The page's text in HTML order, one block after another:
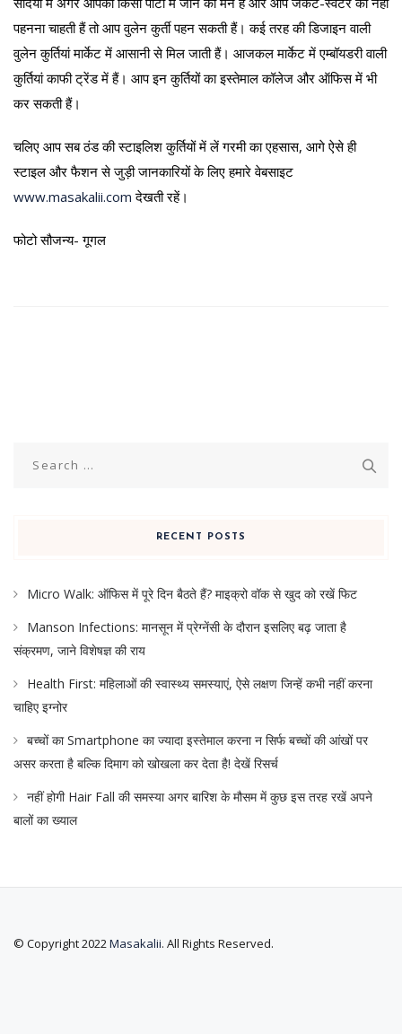
पहनना चाहती हैं तो आप वुलेन कुर्ती पहन सकती हैं। कई तरह की डिजाइन वाली
वुलेन कुर्तियां मार्केट में आसानी से मिल जाती हैं। आजकल मार्केट में एम्बॉयडरी वाली
कुर्तियां काफी ट्रेंड में हैं। आप इन कुर्तियों का इस्तेमाल कॉलेज और ऑफिस में भी
कर सकती हैं।
चलिए आप सब ठंड की स्टाइलिश कुर्तियों में लें गरमी का एहसास, आगे ऐसे ही
स्टाइल और फैशन से जुड़ी जानकारियों के लिए हमारे वेबसाइट
www.masakalii.com देखती रहें।
फोटो सौजन्य- गूगल
RECENT POSTS
Micro Walk: ऑफिस में पूरे दिन बैठते हैं? माइक्रो वॉक से खुद को रखें फिट
Manson Infections: मानसून में प्रेग्नेंसी के दौरान इसलिए बढ़ जाता है
संक्रमण, जाने विशेषज्ञ की राय
Health First: महिलाओं की स्वास्थ्य समस्याएं, ऐसे लक्षण जिन्हें कभी नहीं करना
चाहिए इग्नोर
बच्चों का Smartphone का ज्यादा इस्तेमाल करना न सिर्फ बच्चों की आंखों पर
असर करता है बल्कि दिमाग को खोखला कर देता है! देखें रिसर्च
नहीं होगी Hair Fall की समस्या अगर बारिश के मौसम में कुछ इस तरह रखें अपने
बालों का ख्याल
© Copyright 2022Masakalii. All Rights Reserved.